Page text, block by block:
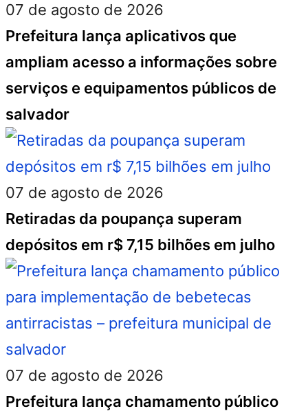
07 de agosto de 2026
Prefeitura lança aplicativos que
ampliam acesso a informações sobre
serviços e equipamentos públicos de
salvador
07 de agosto de 2026
Retiradas da poupança superam
depósitos em r$ 7,15 bilhões em julho
07 de agosto de 2026
Prefeitura lança chamamento público